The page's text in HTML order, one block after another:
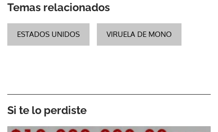
Temas relacionados
ESTADOS UNIDOS VIRUELA DE MONO
Si te lo perdiste